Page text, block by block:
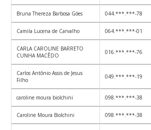
Bruna Thereza Barbosa Góes 044.***.***-78
Camila Lucena de Carvalho 064.***.***-01
CARLA CAROLINE BARRETO
CUNHA MACÊDO
016.***.***-76
Carlos Antônio Assis de Jesus
Filho
049.***.***-19
caroline moura biolchini 098.***.***-38
Caroline Moura Biolchini 098.***.***-38